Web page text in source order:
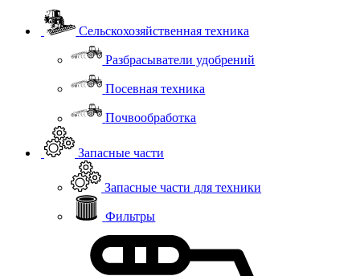
Сельскохозяйственная техника
Разбрасыватели удобрений
Посевная техника
Почвообработка
Запасные части
Запасные части для техники
Фильтры